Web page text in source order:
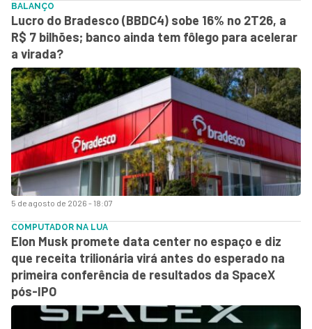
5 de agosto de 2026 - 18:07
BALANÇO
Lucro do Bradesco (BBDC4) sobe 16% no 2T26, a
R$ 7 bilhões; banco ainda tem fôlego para acelerar
a virada?
COMPUTADOR NA LUA
Elon Musk promete data center no espaço e diz
que receita trilionária virá antes do esperado na
primeira conferência de resultados da SpaceX
pós-IPO